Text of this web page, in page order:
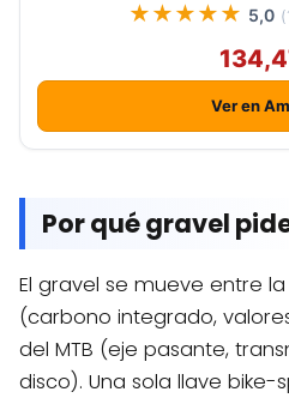
★★★★★ 5,0
Ver en
Por qué gravel
El gravel se mueve entre
(carbono integrado,
del MTB (eje pasante,
disco). Una sola llave